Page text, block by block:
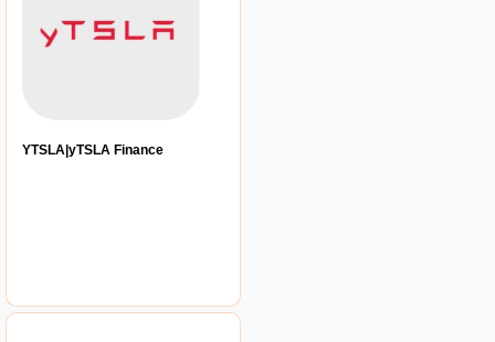
YTSLA|yTSLA Finance